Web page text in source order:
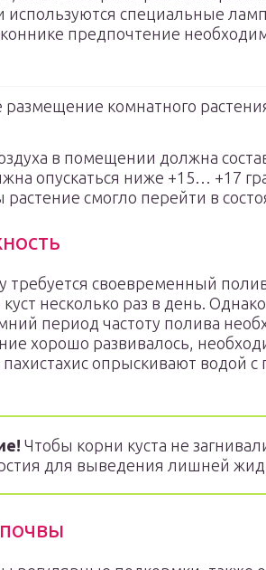
специальные
предпочтение
комнатного
в помещении должна
опускаться ниже +15… +17
смогло перейти в
требуется своевременный
несколько раз в день. Однако
период частоту полива
хорошо развивалось,
пахистахис опрыскивают водой
Чтобы корни куста не
для выведения лишней